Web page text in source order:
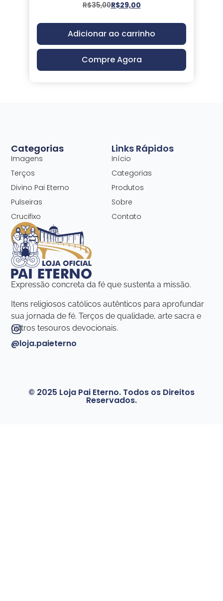
R$35,00R$29,00
Adicionar ao carrinho
Compre Agora
Expressão concreta da fé que sustenta a missão.
Itens religiosos católicos autênticos para aprofundar
sua jornada de fé. Terços de qualidade, arte sacra e
outros tesouros devocionais.
@loja.paieterno
Links Rápidos
Início
Categorias
Produtos
Sobre
Contato
Categorias
Imagens
Terços
Divino Pai Eterno
Pulseiras
Crucifixo
© 2025 Loja Pai Eterno. Todos os Direitos
Reservados.